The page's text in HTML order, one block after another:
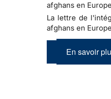
afghans en
La lettre de
afghans en
En savoir